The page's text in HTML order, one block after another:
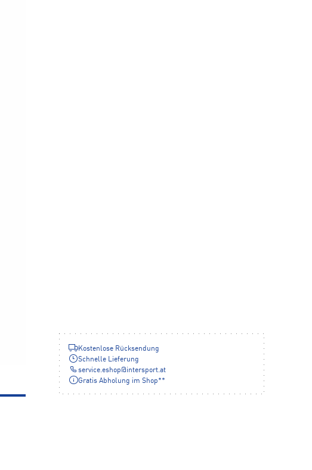
Kostenlose Rücksendung
Schnelle Lieferung
service.eshop@intersport.at
Gratis Abholung im Shop**